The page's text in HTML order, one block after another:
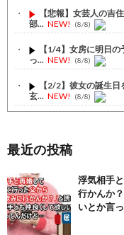
【悲報】女芸人の吉
部... NEW! (8/8)
【1/4】女房に明日
っ... NEW! (8/8)
【2/2】彼女の誕生
玄... NEW! (8/8)
【注目】熊本地震、
舌を絡ませて、唾液
(7/30)
【パリピ孔明】アニ
(6/22)
最近の投稿
浮気相手
行かんか
いとか言